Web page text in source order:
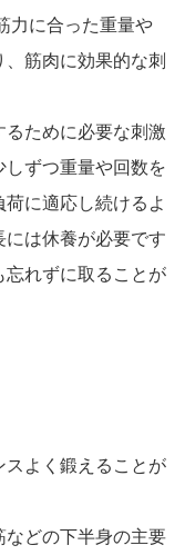
力に合った重量や
筋肉に効果的な刺
ために必要な刺激
しずつ重量や回数を
に適応し続けるよ
には休養が必要です
忘れずに取ることが
スよく鍛えることが
などの下半身の主要